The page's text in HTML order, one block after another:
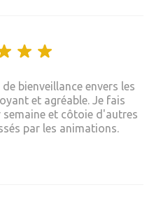
bienveillance envers les
et agréable. Je fais
semaine et côtoie d'autres
par les animations.